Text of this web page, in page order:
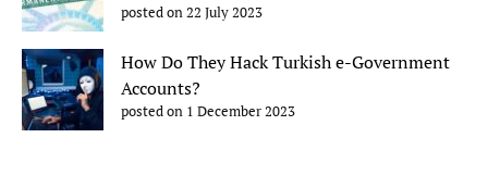
posted on 22 July 2023
How Do They Hack Turkish e-Government
Accounts?
posted on 1 December 2023